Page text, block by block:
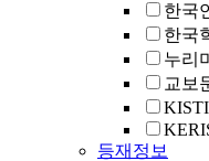
한국
한국
누리
교보
등재정보